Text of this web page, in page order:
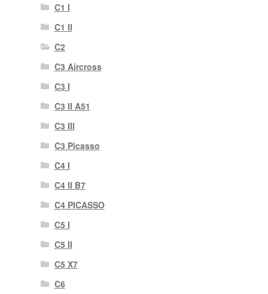
C1 I
C1 II
C2
C3 Aircross
C3 I
C3 II A51
C3 III
C3 Picasso
C4 I
C4 II B7
C4 PICASSO
C5 I
C5 II
C5 X7
C6